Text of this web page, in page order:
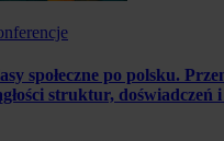
społeczne po polsku.
struktur, doświadczeń